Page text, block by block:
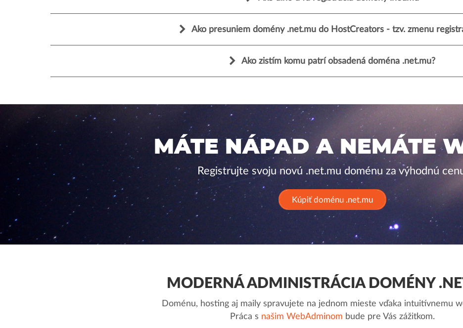
Ako presuniem domény .net.mu do HostCreators - tzv. zmenu
Ako zistím komu patrí obsadená doména .net.mu?
MÁTE NÁPAD A NEMÁTE
Registrujte svoju novú .net.mu doménu za výhodnú
Kúpiť doménu .net.mu
MODERNÁ ADMINISTRÁCIA DOMÉNY
Doménu, hosting aj maily spravujete na jednom mieste vďaka intuitívnemu
Práca s našim WebAdminom bude pre Vás zážitkom.